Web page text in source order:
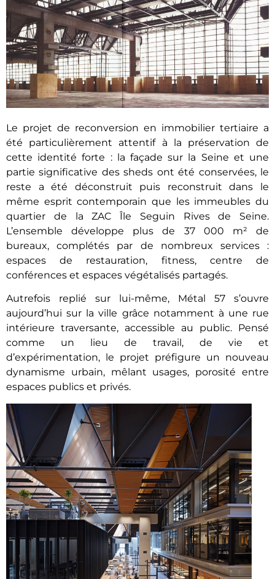
Le projet de reconversion en immobilier tertiaire a
été particulièrement attentif à la préservation de
cette identité forte : la façade sur la Seine et une
partie significative des sheds ont été conservées, le
reste a été déconstruit puis reconstruit dans le
même esprit contemporain que les immeubles du
quartier de la ZAC Île Seguin Rives de Seine.
L’ensemble développe plus de 37 000 m² de
bureaux, complétés par de nombreux services :
espaces de restauration, fitness, centre de
conférences et espaces végétalisés partagés.
Autrefois replié sur lui-même, Métal 57 s’ouvre
aujourd’hui sur la ville grâce notamment à une rue
intérieure traversante, accessible au public. Pensé
comme un lieu de travail, de vie et
d’expérimentation, le projet préfigure un nouveau
dynamisme urbain, mêlant usages, porosité entre
espaces publics et privés.